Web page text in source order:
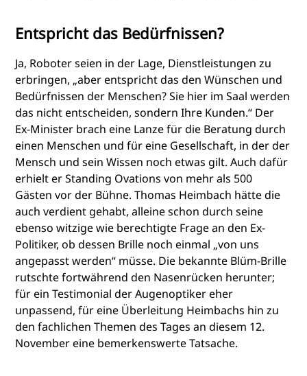
Entspricht das Bedürfnissen?
Ja, Roboter seien in der Lage, Dienstleistungen zu
erbringen, „aber entspricht das den Wünschen und
Bedürfnissen der Menschen? Sie hier im Saal werden
das nicht entscheiden, sondern Ihre Kunden.“ Der
Ex-Minister brach eine Lanze für die Beratung durch
einen Menschen und für eine Gesellschaft, in der der
Mensch und sein Wissen noch etwas gilt. Auch dafür
erhielt er Standing Ovations von mehr als 500
Gästen vor der Bühne. Thomas Heimbach hätte die
auch verdient gehabt, alleine schon durch seine
ebenso witzige wie berechtigte Frage an den Ex-
Politiker, ob dessen Brille noch einmal „von uns
angepasst werden“ müsse. Die bekannte Blüm-Brille
rutschte fortwährend den Nasenrücken herunter;
für ein Testimonial der Augenoptiker eher
unpassend, für eine Überleitung Heimbachs hin zu
den fachlichen Themen des Tages an diesem 12.
November eine bemerkenswerte Tatsache.